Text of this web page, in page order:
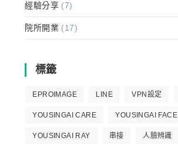
經驗分享 (7)
院所開業 (17)
標籤
EPROIMAGE LINE VPN設定
YOUSINGAI CARE YOUSINGAI FACE
YOUSINGAI RAY 串接 人臉辨識